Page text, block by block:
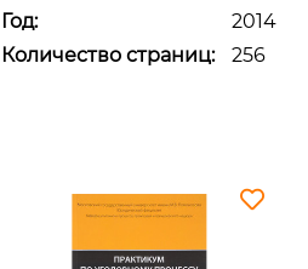
Год:
2014
Количество страниц:
256